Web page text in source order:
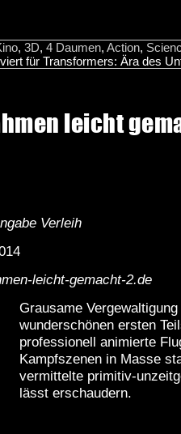
, 3D, 4 Daumen, Action,
für Transformers: Ära des
leicht
Verleih
leicht-gemacht-2.de
Grausame
wunderschönen ersten
professionell animierte
Kampfszenen in Masse
vermittelte primitiv-
lässt erschaudern.